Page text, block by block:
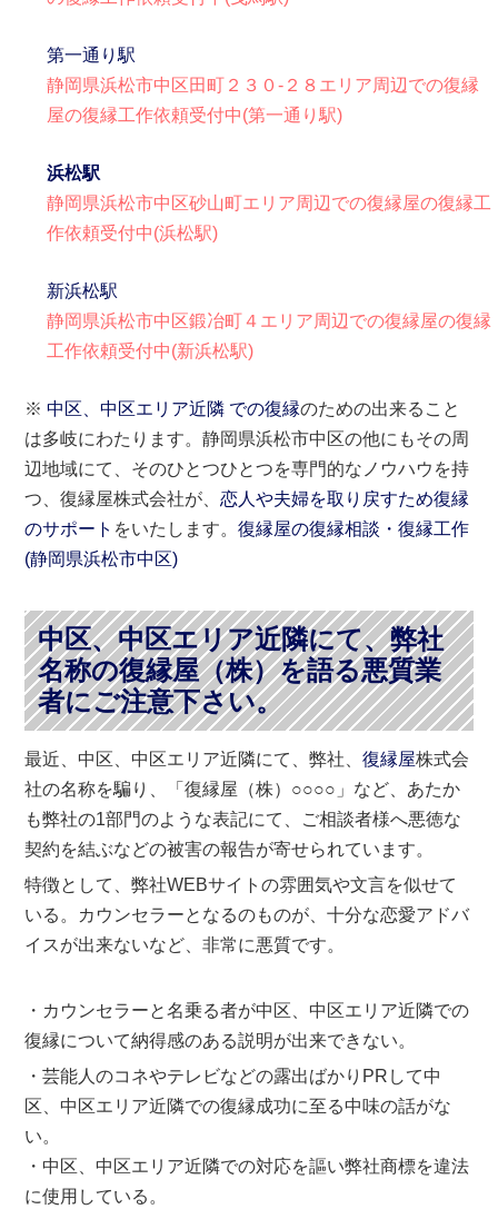
第一通り駅
静岡県浜松市中区田町２３０-２８エリア周辺での復縁
屋の復縁工作依頼受付中(第一通り駅)
浜松駅
静岡県浜松市中区砂山町エリア周辺での復縁屋の復縁工
作依頼受付中(浜松駅)
新浜松駅
静岡県浜松市中区鍛冶町４エリア周辺での復縁屋の復縁
工作依頼受付中(新浜松駅)
※中区、中区エリア近隣 での復縁のための出来ること
は多岐にわたります。静岡県浜松市中区の他にもその周
辺地域にて、そのひとつひとつを専門的なノウハウを持
つ、復縁屋株式会社が、恋人や夫婦を取り戻すため復縁
のサポート をいたします。復縁屋の復縁相談・復縁工作
(静岡県浜松市中区)
中区、中区エリア近隣にて、弊社
名称の復縁屋（株）を語る悪質業
者にご注意下さい。
最近、中区、中区エリア近隣にて、弊社、復縁屋株式会
社の名称を騙り、「復縁屋（株）○○○○」など、あたか
も弊社の1部門のような表記にて、ご相談者様へ悪徳な
契約を結ぶなどの被害の報告が寄せられています。
特徴として、弊社WEBサイトの雰囲気や文言を似せて
いる。カウンセラーとなるのものが、十分な恋愛アドバ
イスが出来ないなど、非常に悪質です。
・カウンセラーと名乗る者が中区、中区エリア近隣での
復縁について納得感のある説明が出来できない。
・芸能人のコネやテレビなどの露出ばかりPRして中
区、中区エリア近隣での復縁成功に至る中味の話がな
い。
・中区、中区エリア近隣での対応を謳い弊社商標を違法
に使用している。